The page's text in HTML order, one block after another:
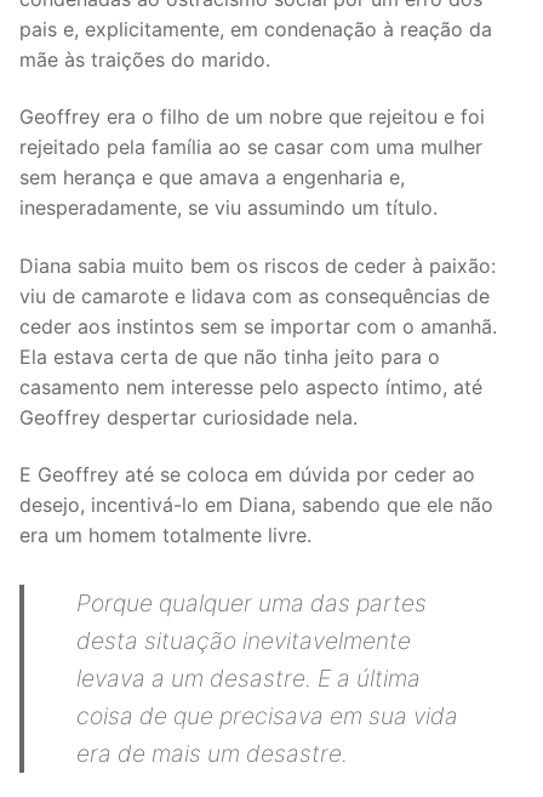
pais e, explicitamente, em condenação à reação da
mãe às traições do marido.
Geoffrey era o filho de um nobre que rejeitou e foi
rejeitado pela família ao se casar com uma mulher
sem herança e que amava a engenharia e,
inesperadamente, se viu assumindo um título.
Diana sabia muito bem os riscos de ceder à paixão:
viu de camarote e lidava com as consequências de
ceder aos instintos sem se importar com o amanhã.
Ela estava certa de que não tinha jeito para o
casamento nem interesse pelo aspecto íntimo, até
Geoffrey despertar curiosidade nela.
E Geoffrey até se coloca em dúvida por ceder ao
desejo, incentivá-lo em Diana, sabendo que ele não
era um homem totalmente livre.
Porque qualquer uma das partes
desta situação inevitavelmente
levava a um desastre. E a última
coisa de que precisava em sua vida
era de mais um desastre.